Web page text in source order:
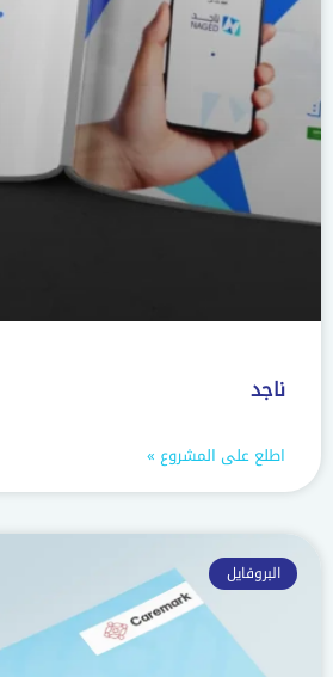
ناجد
اطلع على المشروع »
البروفايل